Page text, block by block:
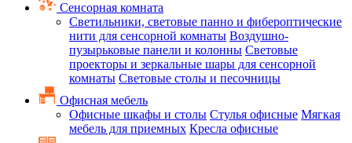
Сенсорная комната
Светильники, световые панно и фибероптические
нити для сенсорной комнаты Воздушно-
пузырьковые панели и колонны Световые
проекторы и зеркальные шары для сенсорной
комнаты Световые столы и песочницы
Офисная мебель
Офисные шкафы и столы Стулья офисные Мягкая
мебель для приемных Кресла офисные